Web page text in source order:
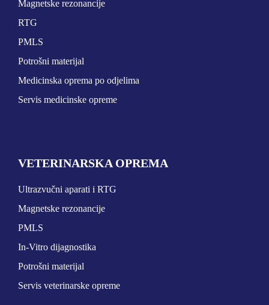
Magnetske rezonancije
RTG
PMLS
Potrošni materijal
Medicinska oprema po odjelima
Servis medicinske opreme
VETERINARSKA OPREMA
Ultrazvučni aparati i RTG
Magnetske rezonancije
PMLS
In-Vitro dijagnostika
Potrošni materijal
Servis veterinarske opreme